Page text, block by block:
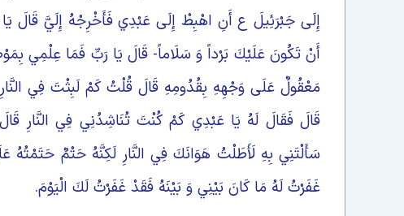
إِلَى جَبْرَئِيلَ ع أَنِ اهْبِطْ إِلَى عَبْدِي فَأَخْرِجْهُ إِلَيَّ قَالَ
أَنْ تَكُونَ عَلَيْكَ بَرْداً وَ سَلَاماً- قَالَ يَا رَبِّ فَمَا عِلْمِي
مَعْقُولٌ عَلَى وَجْهِهِ بِقُدُومِهِ قَالَ قُلْتُ كَمْ لَبِثْتَ فِي
قَالَ فَقَالَ لَهُ يَا عَبْدِي كَمْ كُنْتَ تُنَاشِدُنِي فِي النَّارِ
سَأَلْتَنِي بِهِ لَأَطَلْتُ هَوَانَكَ فِي النَّارِ لَكِنَّهُ حَتْمٌ
غَفَرْتُ لَهُ مَا كَانَ بَيْنِي وَ بَيْنَهُ فَقَدْ غَفَرْتُ لَكَ الْيَوْمَ.